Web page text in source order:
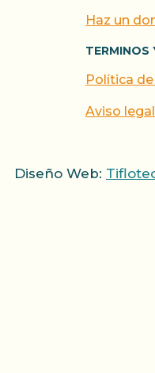
Haz un
TERMINOS
Política
Aviso legal
Diseño Web: